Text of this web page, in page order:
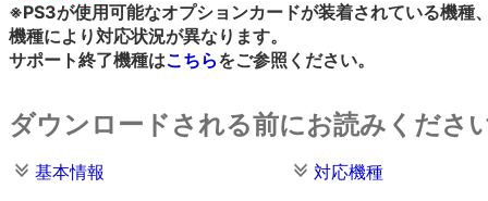
※PS3が使用可能なオプションカードが装着されている機種
機種により対応状況が異なります。
サポート終了機種はこちらをご参照ください。
ダウンロードされる前にお読みくださ
基本情報
対応機種